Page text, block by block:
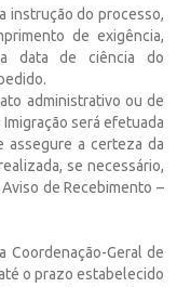
instrução do processo,
de exigência,
data de ciência do
administrativo ou de
será efetuada
assegure a certeza da
se necessário,
de Recebimento –
Coordenação-Geral de
o prazo estabelecido